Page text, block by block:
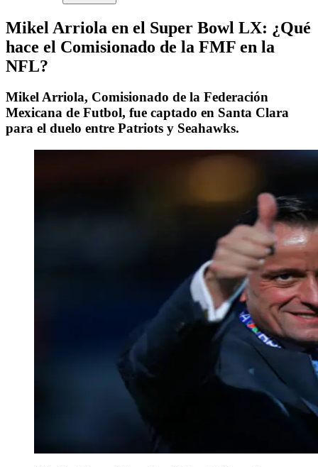
Mikel Arriola en el Super Bowl LX: ¿Qué
hace el Comisionado de la FMF en la
NFL?
Mikel Arriola, Comisionado de la Federación
Mexicana de Futbol, fue captado en Santa Clara
para el duelo entre Patriots y Seahawks.